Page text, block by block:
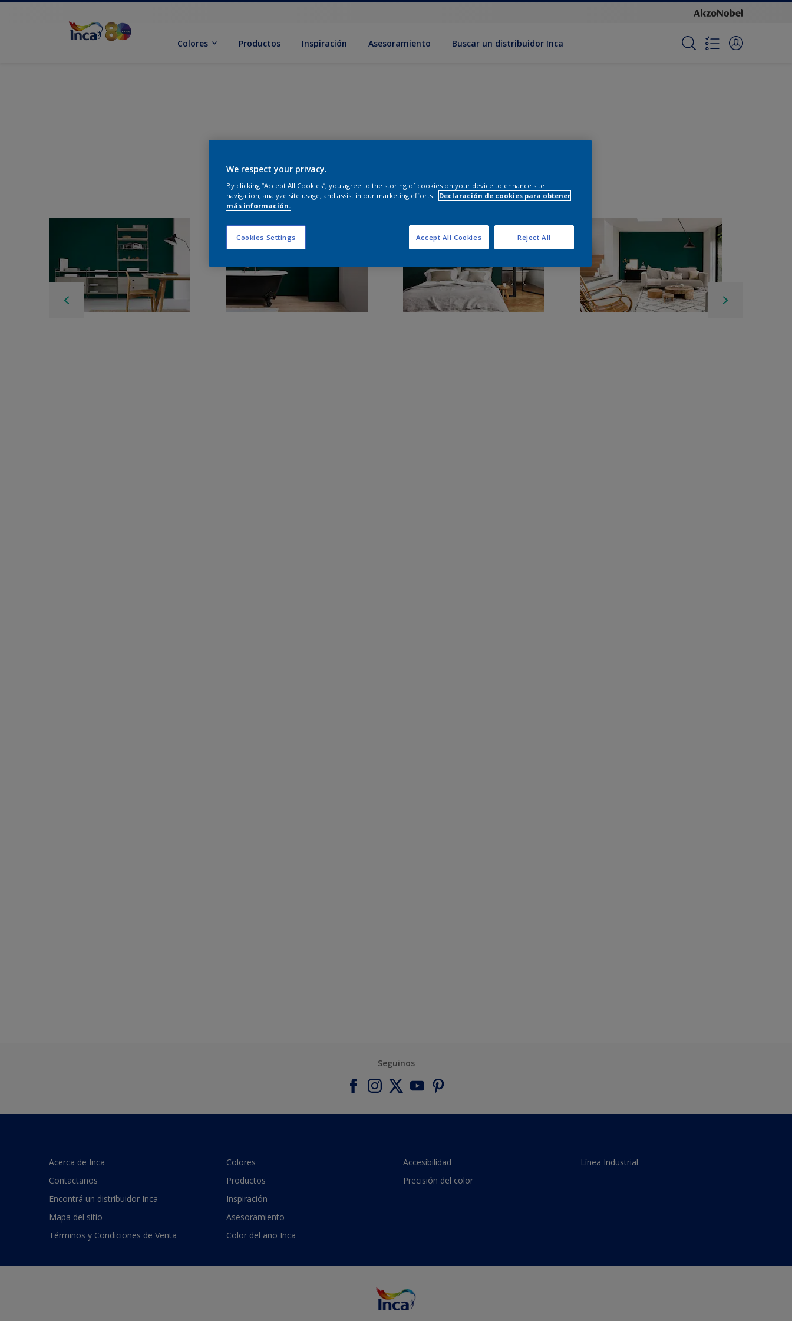
Colores Productos Inspiración Asesoramiento Buscar un distribuidor Inca
Seguinos
Acerca de Inca
Contactanos
Encontrá un distribuidor Inca
Mapa del sitio
Términos y Condiciones de Venta
Colores
Productos
Inspiración
Asesoramiento
Color del año Inca
Accesibilidad
Precisión del color
Línea Industrial
We respect your privacy.
By clicking “Accept All Cookies”, you agree to the storing of cookies on your device to enhance site
navigation, analyze site usage, and assist in our marketing efforts.
Declaración de cookies para obtener
más información.
Cookies Settings Reject All
Accept All Cookies